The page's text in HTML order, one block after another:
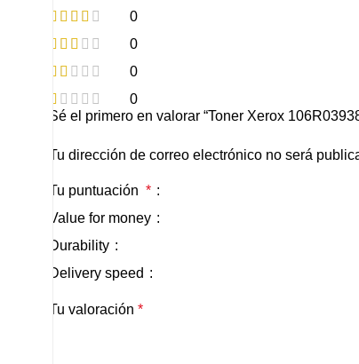
0
0
0
0
Sé el primero en valorar “Toner Xerox
Tu dirección de correo electrónico no será
Tu puntuación *
Value for money
Durability
Delivery speed
Tu valoración *